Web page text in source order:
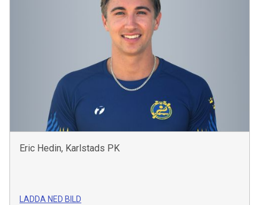
Eric Hedin, Karlstads PK
LADDA NED BILD